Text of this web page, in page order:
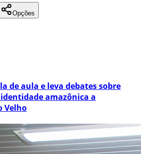
Opções
de aula e leva debates sobre
amazônica a
Velho